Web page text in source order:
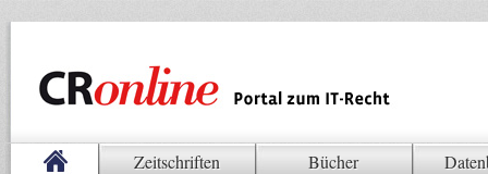
Zeitschriften Bücher